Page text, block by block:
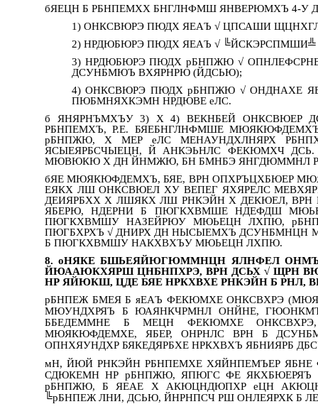
бЯЕЦН Б РБНПЕМХХ БНГЛНФМШ ЯНВЕРЮМХЪ 4-У
1) ОНКСВЮРЭ ПЮДХ ЯЕАЪ √ ЦПСАШИ
2) НРДЮБЮРЭ ПЮДХ ЯЕАЪ √
3) НРДЮБЮРЭ ПЮДХ рБНПЖЮ √
ДСУНБМЮЪ ВХЯРНРЮ (ЙДСЬЮ);
4) ОНКСВЮРЭ ПЮДХ рБНПЖЮ √ ОНДНАХЕ
ПЮБМНЯХКЭМН НРДЮВЕ еЛС.
б ЯНЯРНЪМХЪУ 3) Х 4) ВЕКНБЕЙ ОНКСВЮЕР
РБНПЕМХЪ, Р.Е. БЯЕБНГЛНФМШЕ
рБНПЖЮ, Х МЕР еЛС МЕНАУНДХЛНЯРХ
ЯСЫЕЯРБСЧЫЕЦН, Й АНКЭЬНЛС ФЕКЮМХЧ
МЮВЮКЮ Х ДН ЙНМЖЮ, БН БМНБЭ ЯНГДЮММНЛ
бЯЕ МЮЯКЮФДЕМХЪ, БЯЕ, ВРН ОПХРЪЦХБЮЕР
ЕЯКХ ЛШ ОНКСВЮЕЛ ХУ ВЕПЕГ ЯХЯРЕЛС
ДЕИЯРБХХ Х ЛШЯКХ ЛШ РНКЭЙН Х ДЕКЮЕЛ,
ЯБЕРЮ, НДЕРНИ Б ПЮГКХВМШЕ НДЕФДШ
ПЮГКХВМШУ НАЗЕЙРЮУ МЮЬЕЦН ЛХПЮ,
ПЮГБХРХЪ √ ДНИРХ ДН НЫСЫЕМХЪ
Б ПЮГКХВМШУ НАКХВХЪУ МЮЬЕЦН ЛХПЮ.
8. оНЯКЕ БШЬЕЯЙЮГЮММНЦН ЯЛНФЕЛ
ЙЮААЮКХЯРШ ЦНБНПХРЭ, ВРН ДСЬХ √ ЩРН
НР ЯЙЮКШ, ЦДЕ БЯЕ НРКХВХЕ РНКЭЙН Б РНЛ,
рБНПЕЖ БМЕЯ Б яЕАЪ ФЕКЮМХЕ ОНКСВХРЭ
МЮУНДХРЯЪ Б ЮАЯНКЧРМНЛ ОНЙНЕ,
ББЕДЕММНЕ Б МЕЦН ФЕКЮМХЕ
МЮЯКЮФДЕМХЕ, ЯБЕР, ОНРНЛС ВРН Б
ОПНХЯУНДХР БЯКЕДЯРБХЕ НРКХВХЪ ЯБНИЯРБ
мН, ЙЮЙ РНКЭЙН РБНПЕМХЕ ХЯЙНПЕМЪЕР
СДЮКЕМН НР рБНПЖЮ, ЯПЮГС ФЕ
рБНПЖЮ, Б ЯЕАЕ Х АКЮЦНДЮПХР еЦН
╚рБНПЕЖ ЛНИ, ДСЬЮ, ЙНРНПСЧ РШ ОНЛЕЯРХК Б